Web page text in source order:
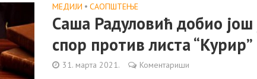
МЕДИЈИ • САОПШТЕЊE
Саша Радуловић добио још
спор против листа “Курир”
31. марта 2021. Коментариши